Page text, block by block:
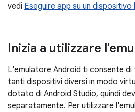
vedi Eseguire app su un dispositivo
Inizia a utilizzare
L'emulatore Android ti consente di
tanti dispositivi diversi in modo
dotato di Android Studio, quindi
separatamente. Per utilizzare